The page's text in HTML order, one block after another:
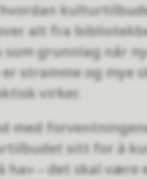
alt fra
grunnlag når
stramme og mye
virker.
med
sitt for å
ha» – det skal